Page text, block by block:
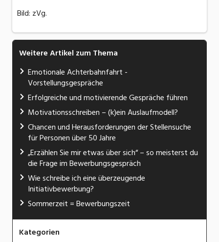
Bild: zVg.
Weitere Artikel zum Thema
Emotionale Achterbahnfahrt -
Vorstellungsgespräche
Erfolgreiche und motivierende Gespräche führen
Motivationsschreiben – (k)ein Auslaufmodell?
Chancen und Herausforderungen der Stellensuche
für Personen über 50 Jahre
„Erzählen Sie mir etwas über sich“ – so meisterst du
die Frage im Bewerbungsgespräch
Wie schreibe ich eine überzeugende
Initiativbewerbung?
Sommerzeit = Bewerbungszeit
Kategorien